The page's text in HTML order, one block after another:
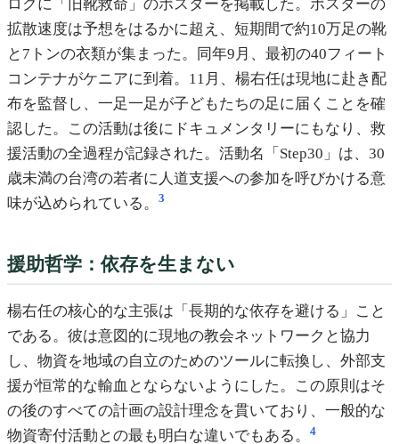
ログに「旧靴救命」のポスターを掲載した。ポスターの
拡散速度は予想をはるかに超え、短期間で約10万足の靴
と7トンの衣類が集まった。同年9月、最初の40フィート
コンテナがケニアに到着。11月、楊右任は現地に赴き配
布を監督し、一足一足が子どもたちの足に届くことを確
認した。この活動は後にドキュメンタリーにもなり、救
援活動の全過程が記録された。活動名「Step30」は、30
歳未満の台湾の若者に人道支援への参加を呼びかける意
味が込められている。
3
援助哲学：依存を生まない
楊右任の核心的な主張は「長期的な依存を避ける」こと
である。彼は意図的に現地の教会ネットワークと協力
し、物資を地域の自立のためのツールに転換し、外部支
援が恒常的な輸血とならないようにした。この原則はそ
の後のすべての計画の設計理念を貫いており、一般的な
物資寄付活動との最も明白な違いでもある。
4